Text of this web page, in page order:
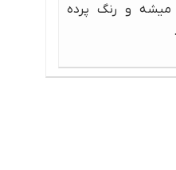
و رنگ پرده